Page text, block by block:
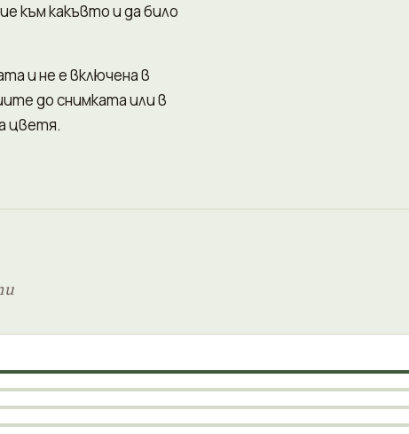
към какъвто и да било
и не е включена в
до снимката или в
цветя.